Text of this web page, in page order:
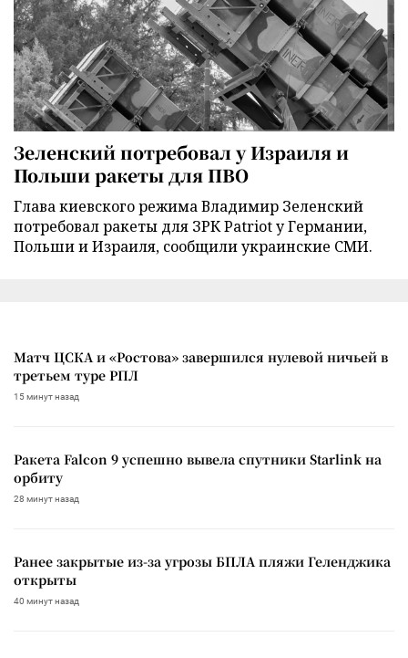
Зеленский потребовал у Израиля и
Польши ракеты для ПВО
Глава киевского режима Владимир Зеленский
потребовал ракеты для ЗРК Patriot у Германии,
Польши и Израиля, сообщили украинские СМИ.
Матч ЦСКА и «Ростова» завершился нулевой ничьей в
третьем туре РПЛ
15 минут назад
Ракета Falcon 9 успешно вывела спутники Starlink на
орбиту
28 минут назад
Ранее закрытые из-за угрозы БПЛА пляжи Геленджика
открыты
40 минут назад